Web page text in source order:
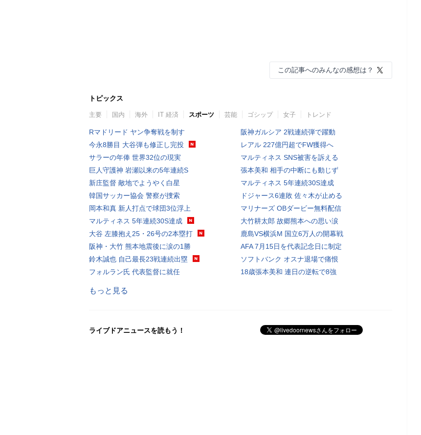
この記事へのみんなの感想は？
トピックス
主要 国内 海外 IT 経済 スポーツ 芸能 ゴシップ 女子 トレンド
Rマドリード ヤン争奪戦を制す
今永8勝目 大谷弾も修正し完投
サラーの年俸 世界32位の現実
巨人守護神 岩瀬以来の5年連続S
新庄監督 敵地でようやく白星
韓国サッカー協会 警察が捜索
岡本和真 新人打点で球団3位浮上
マルティネス 5年連続30S達成
大谷 左膝抱え25・26号の2本塁打
阪神・大竹 熊本地震後に涙の1勝
鈴木誠也 自己最長23戦連続出塁
フォルラン氏 代表監督に就任
阪神ガルシア 2戦連続弾で躍動
レアル 227億円超でFW獲得へ
マルティネス SNS被害を訴える
張本美和 相手の中断にも動じず
マルティネス 5年連続30S達成
ドジャース6連敗 佐々木が止める
マリナーズ OBダービー無料配信
大竹耕太郎 故郷熊本への思い涙
鹿島VS横浜M 国立6万人の開幕戦
AFA 7月15日を代表記念日に制定
ソフトバンク オスナ退場で痛恨
18歳張本美和 連日の逆転で8強
もっと見る
ライブドアニュースを読もう！